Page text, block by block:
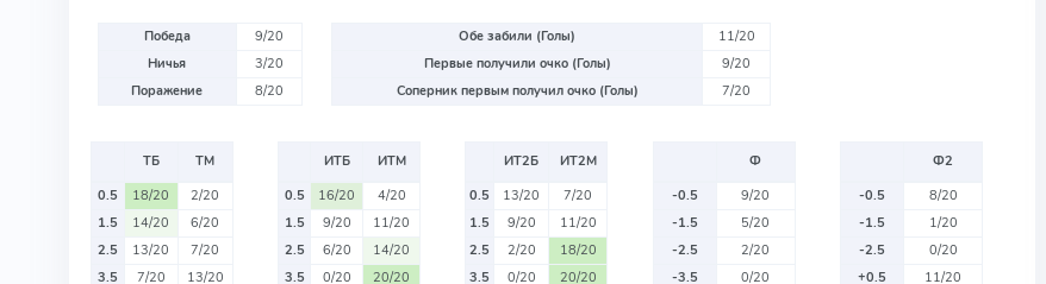
Победа
9/20
Ничья
3/20
Поражение
8/20
Обе забили (Голы)
11/20
Первые получили очко (Голы)
9/20
Соперник первым получил очко (Голы)
7/20
ТБ
ТМ
0.5
18/20
2/20
1.5
14/20
6/20
2.5
13/20
7/20
3.5
7/20
13/20
ИТБ
ИТМ
0.5
16/20
4/20
1.5
9/20
11/20
2.5
6/20
14/20
3.5
0/20 20/20
ИТ2Б
ИТ2М
0.5
13/20
7/20
1.5
9/20
11/20
2.5
2/20
18/20
3.5
0/20 20/20
Ф
-0.5
9/20
-1.5
5/20
-2.5
2/20
-3.5
0/20
Ф2
-0.5
8/20
-1.5
1/20
-2.5
0/20
+0.5
11/20